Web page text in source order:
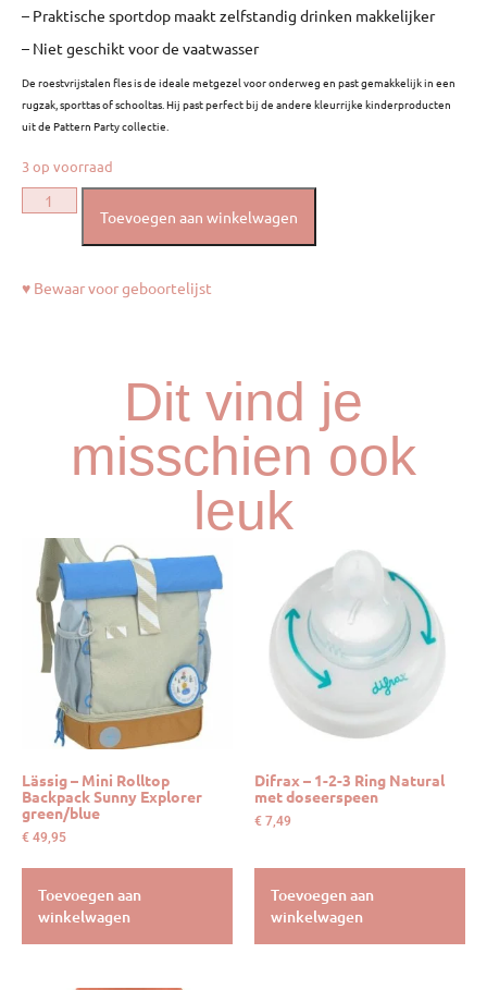
– Praktische sportdop maakt zelfstandig drinken makkelijker
– Niet geschikt voor de vaatwasser
De roestvrijstalen fles is de ideale metgezel voor onderweg en past gemakkelijk in een
rugzak, sporttas of schooltas. Hij past perfect bij de andere kleurrijke kinderproducten
uit de Pattern Party collectie.
3 op voorraad
Toevoegen aan winkelwagen
♥ Bewaar voor geboortelijst
Dit vind je
misschien ook
leuk
Lässig – Mini Rolltop
Backpack Sunny Explorer
green/blue
€ 49,95
Toevoegen aan
winkelwagen
Difrax – 1-2-3 Ring Natural
met doseerspeen
€ 7,49
Toevoegen aan
winkelwagen